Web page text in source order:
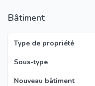
Bâtiment
Type de propriété
Sous-type
Nouveau bâtiment